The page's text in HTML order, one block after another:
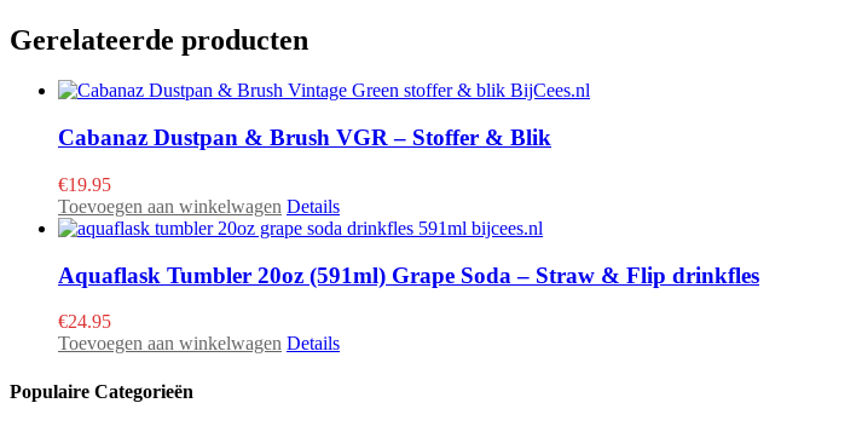
Gerelateerde producten
Cabanaz Dustpan & Brush VGR – Stoffer & Blik
€19.95
Toevoegen aan winkelwagen Details
Aquaflask Tumbler 20oz (591ml) Grape Soda – Straw & Flip drinkfles
€24.95
Toevoegen aan winkelwagen Details
Populaire Categorieën